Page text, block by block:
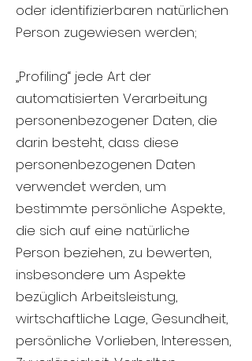
oder identifizierbaren natürlichen
Person zugewiesen werden;
„Profiling“ jede Art der
automatisierten Verarbeitung
personenbezogener Daten, die
darin besteht, dass diese
personenbezogenen Daten
verwendet werden, um
bestimmte persönliche Aspekte,
die sich auf eine natürliche
Person beziehen, zu bewerten,
insbesondere um Aspekte
bezüglich Arbeitsleistung,
wirtschaftliche Lage, Gesundheit,
persönliche Vorlieben, Interessen,